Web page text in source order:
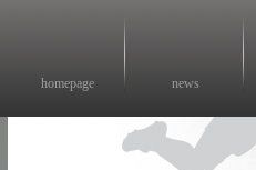
homepage news